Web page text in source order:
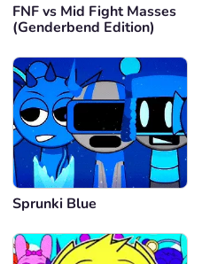
FNF vs Mid Fight Masses
(Genderbend Edition)
Sprunki Blue